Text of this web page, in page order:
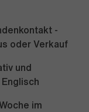
-
oder Verkauf
und
im